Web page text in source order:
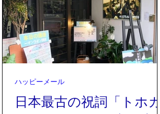
日本最古の祝詞「トホカ
ハッピーメール